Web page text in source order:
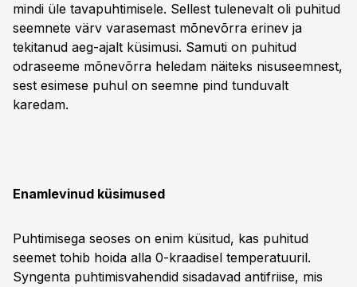
mindi üle tavapuhtimisele. Sellest tulenevalt oli puhitud
seemnete värv varasemast mõnevõrra erinev ja
tekitanud aeg-ajalt küsimusi. Samuti on puhitud
odraseeme mõnevõrra heledam näiteks nisuseemnest,
sest esimese puhul on seemne pind tunduvalt
karedam.
Enamlevinud küsimused
Puhtimisega seoses on enim küsitud, kas puhitud
seemet tohib hoida alla 0-kraadisel temperatuuril.
Syngenta puhtimisvahendid sisadavad antifriise, mis